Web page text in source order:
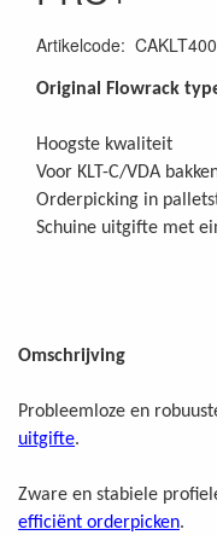
Artikelcode:
Original Flowrack
Hoogste kwaliteit
Voor KLT-C/VDA
Orderpicking in
Schuine uitgifte met
Omschrijving
Probleemloze en
uitgifte.
Zware en stabiele
efficiënt orderpicken.